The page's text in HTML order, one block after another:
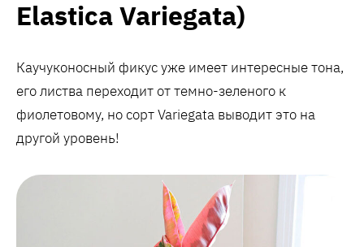
Elastica Variegata)
Каучуконосный фикус уже имеет интересные тона,
его листва переходит от темно-зеленого к
фиолетовому, но сорт Variegata выводит это на
другой уровень!